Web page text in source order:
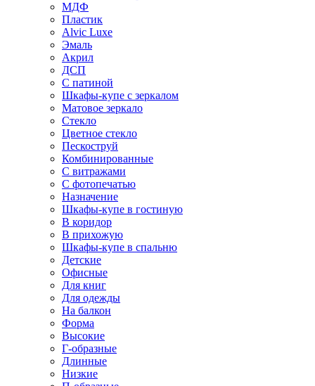
МДФ
Пластик
Alvic Luxe
Эмаль
Акрил
ДСП
С патиной
Шкафы-купе с зеркалом
Матовое зеркало
Стекло
Цветное стекло
Пескоструй
Комбинированные
С витражами
С фотопечатью
Назначение
Шкафы-купе в гостиную
В коридор
В прихожую
Шкафы-купе в спальню
Детские
Офисные
Для книг
Для одежды
На балкон
Форма
Высокие
Г-образные
Длинные
Низкие